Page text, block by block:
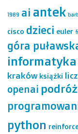
1989 ai antek
cisco dzieci euler
góra
informatyka
kraków książki
openai
python